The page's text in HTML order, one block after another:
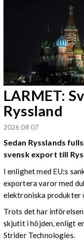
LARMET:
Ryssland
2026 08 07
Sedan Rysslands
svensk export till
I enlighet med EU:s
exportera varor med
elektroniska produkter
Trots det har
skjutit i höjden, enligt
Strider Technologies.